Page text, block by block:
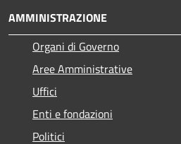
AMMINISTRAZIONE
Organi di Governo
Aree Amministrative
Uffici
Enti e fondazioni
Politici